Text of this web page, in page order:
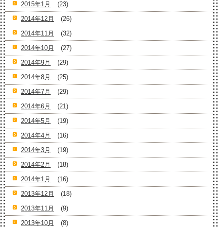
2015年1月
(23)
2014年12月
(26)
2014年11月
(32)
2014年10月
(27)
2014年9月
(29)
2014年8月
(25)
2014年7月
(29)
2014年6月
(21)
2014年5月
(19)
2014年4月
(16)
2014年3月
(19)
2014年2月
(18)
2014年1月
(16)
2013年12月
(18)
2013年11月
(9)
2013年10月
(8)